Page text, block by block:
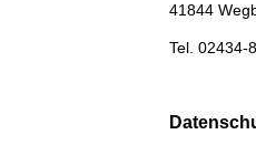
41844
Tel. 02434-